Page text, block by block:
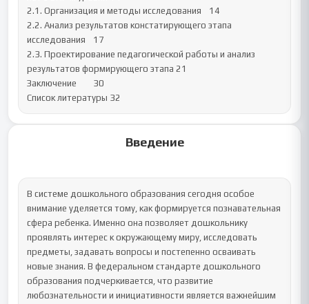
2.1. Организация и методы исследования	14
2.2. Анализ результатов констатирующего этапа
исследования	17
2.3. Проектирование педагогической работы и анализ
результатов формирующего этапа	21
Заключение	30
Список литературы	32
Введение
В системе дошкольного образования сегодня особое
внимание уделяется тому, как формируется познавательная
сфера ребенка. Именно она позволяет дошкольнику
проявлять интерес к окружающему миру, исследовать
предметы, задавать вопросы и постепенно осваивать
новые знания. В федеральном стандарте дошкольного
образования подчеркивается, что развитие
любознательности и инициативности является важнейшим